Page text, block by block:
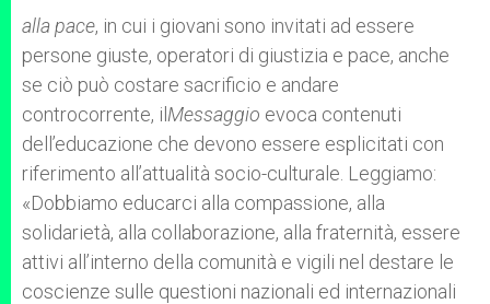
alla pace, in cui i giovani sono invitati ad essere
persone giuste, operatori di giustizia e pace, anche
se ciò può costare sacrificio e andare
controcorrente, il Messaggio evoca contenuti
dell’educazione che devono essere esplicitati con
riferimento all’attualità socio-culturale. Leggiamo:
«Dobbiamo educarci alla compassione, alla
solidarietà, alla collaborazione, alla fraternità, essere
attivi all’interno della comunità e vigili nel destare le
coscienze sulle questioni nazionali ed internazionali